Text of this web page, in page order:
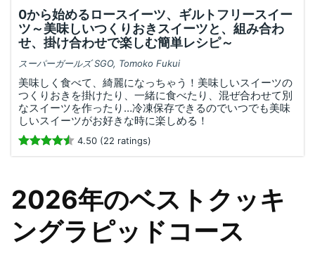
0から始めるロースイーツ、ギルトフリースイー
ツ～美味しいつくりおきスイーツと、組み合わ
せ、掛け合わせで楽しむ簡単レシピ～
スーパーガールズ SGO, Tomoko Fukui
美味しく食べて、綺麗になっちゃう！美味しいスイーツの
つくりおきを掛けたり、一緒に食べたり、混ぜ合わせて別
なスイーツを作ったり…冷凍保存できるのでいつでも美味
しいスイーツがお好きな時に楽しめる！
4.50 (22 ratings)
2026年のベストクッキ
ングラピッドコース